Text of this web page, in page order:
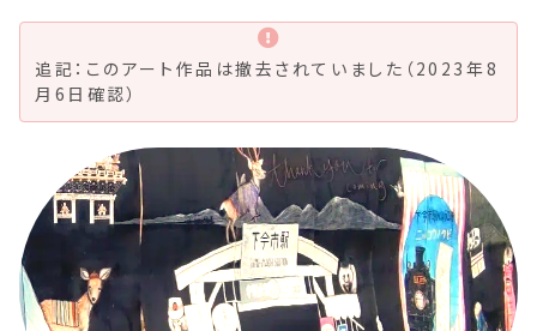
追記：このアート作品は撤去されていました（2023年8
月6日確認）